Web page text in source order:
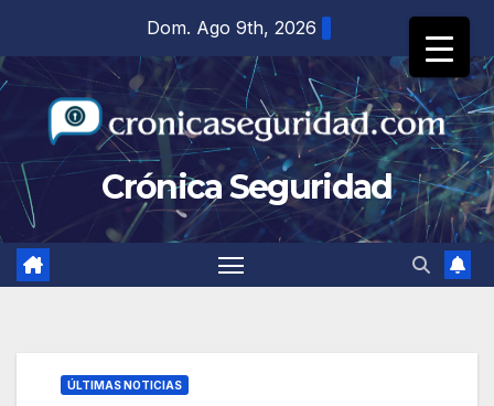
contenido
Dom. Ago 9th, 2026
Crónica Seguridad
ÚLTIMAS NOTICIAS